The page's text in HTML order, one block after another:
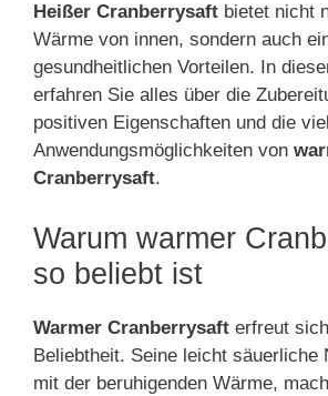
Heißer Cranberrysaft bietet nicht
Wärme von innen, sondern auch
gesundheitlichen Vorteilen. In
erfahren Sie alles über die
positiven Eigenschaften und die
Anwendungsmöglichkeiten von
Cranberrysaft.
Warum warmer
so beliebt ist
Warmer Cranberrysaft erfreut
Beliebtheit. Seine leicht säuerliche
mit der beruhigenden Wärme,